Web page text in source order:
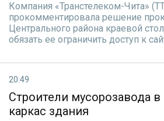
Компания «Транстелеком-Чита»
прокомментировала решение
Центрального района краевой
обязать ее ограничить доступ к
20:49
Строители мусорозавода
каркас здания